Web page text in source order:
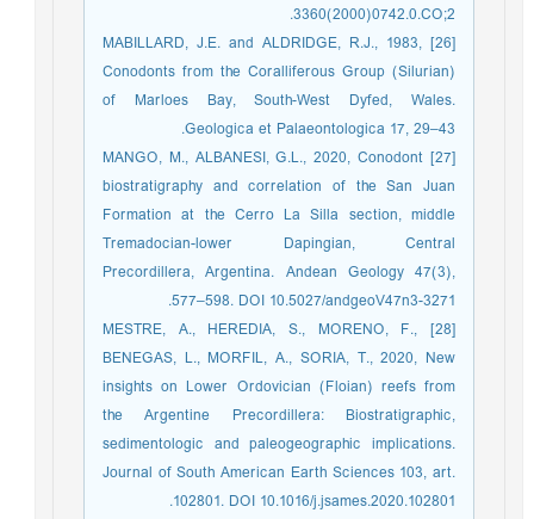
3360(2000)0742.0.CO;2.
[26] MABILLARD, J.E. and ALDRIDGE, R.J., 1983,
Conodonts from the Coralliferous Group (Silurian)
of Marloes Bay, South-West Dyfed, Wales.
Geologica et Palaeontologica 17, 29–43.
[27] MANGO, M., ALBANESI, G.L., 2020, Conodont
biostratigraphy and correlation of the San Juan
Formation at the Cerro La Silla section, middle
Tremadocian-lower Dapingian, Central
Precordillera, Argentina. Andean Geology 47(3),
577–598. DOI 10.5027/andgeoV47n3-3271.
[28] MESTRE, A., HEREDIA, S., MORENO, F.,
BENEGAS, L., MORFIL, A., SORIA, T., 2020, New
insights on Lower Ordovician (Floian) reefs from
the Argentine Precordillera: Biostratigraphic,
sedimentologic and paleogeographic implications.
Journal of South American Earth Sciences 103, art.
102801. DOI 10.1016/j.jsames.2020.102801.